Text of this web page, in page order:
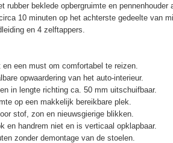
rubber beklede opbergruimte en pennenhouder
10 minuten op het achterste gedeelte van
en 4 zelftappers.
een must om comfortabel te reizen.
opwaardering van het auto-interieur.
in lengte richting ca. 50 mm uitschuifbaar.
op een makkelijk bereikbare plek.
stof, zon en nieuwsgierige blikken.
en handrem niet en is verticaal opklapbaar.
zonder demontage van de stoelen.